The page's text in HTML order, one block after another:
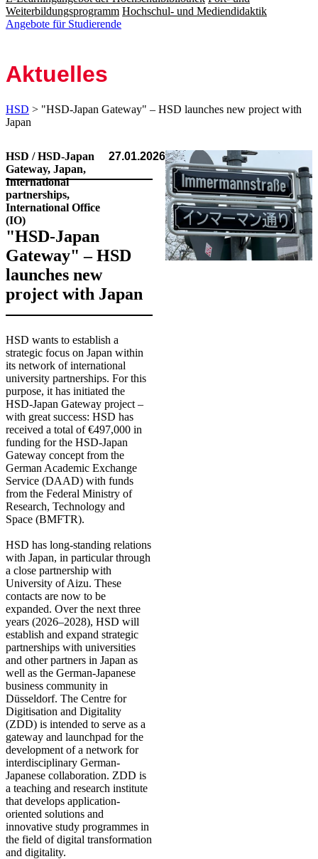
Weiterbildungsprogramm Hochschul- und Mediendidaktik
Angebote für Studierende
Aktuelles
HSD > "HSD-Japan Gateway" – HSD launches new project with
Japan
HSD / HSD-Japan
Gateway, Japan,
International
partnerships,
International Office
(IO)
27.01.2026
"HSD-Japan
Gateway" – HSD
launches new
project with Japan
​HSD wants to establish a
strategic focus on Japan within
its network of international
university partnerships. For this
purpose, it has initiated the
HSD-Japan Gateway project –
with great success: HSD has
received a total of €497,000 in
funding for the HSD-Japan
Gateway concept from the
German Academic Exchange
Service (DAAD) with funds
from the Federal Ministry of
Research, Technology and
Space (BMFTR).
HSD has long-standing relations
with Japan, in particular through
a close partnership with
University of Aizu. These
contacts are now to be
expanded. Over the next three
years (2026–2028), HSD will
establish and expand strategic
partnerships with universities
and other partners in Japan as
well as the German-Japanese
business community in
Düsseldorf. The Centre for
Digitisation and Digitality
(ZDD) is intended to serve as a
gateway and launchpad for the
development of a network for
interdisciplinary German-
Japanese collaboration. ZDD is
a teaching and research institute
that develops application-
oriented solutions and
innovative study programmes in
the field of digital transformation
and digitality.